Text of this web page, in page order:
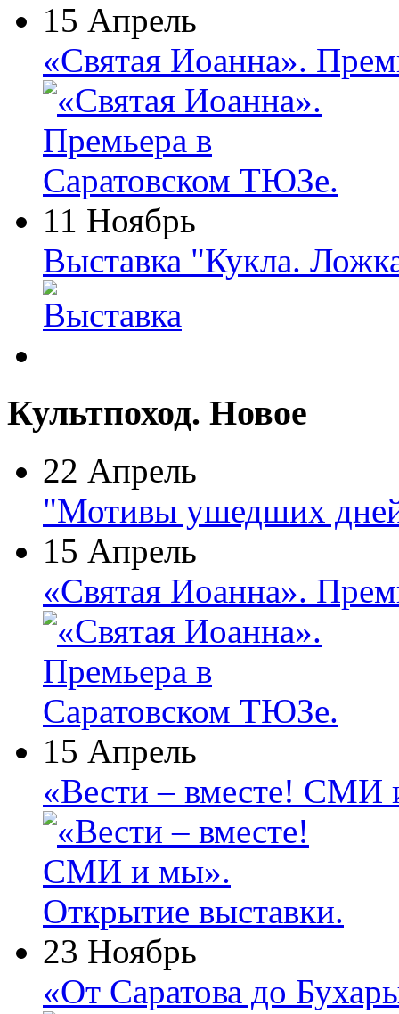
15 Апрель
«Святая Иоанна».
11 Ноябрь
Выставка "Кукла.
Культпоход. Новое
22 Апрель
"Мотивы ушедших
15 Апрель
«Святая Иоанна».
15 Апрель
«Вести – вместе! СМИ
23 Ноябрь
«От Саратова до